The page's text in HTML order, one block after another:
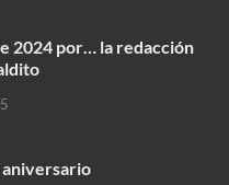
2024 por… la redacción
aniversario